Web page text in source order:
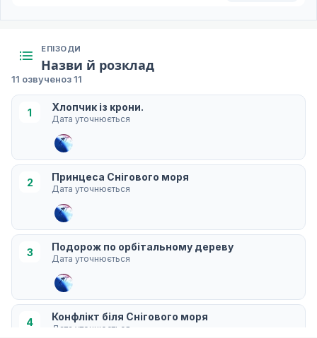
ЕПІЗОДИ
Назви й розклад
11 озвученоз 11
1 Хлопчик із крони.
Дата уточнюється
2 Принцеса Снігового моря
Дата уточнюється
3 Подорож по орбітальному дереву
Дата уточнюється
4 Конфлікт біля Снігового моря
Дата уточнюється